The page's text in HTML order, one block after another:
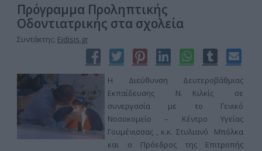
Πρόγραμμα Προληπτικής
Οδοντιατρικής στα σχολεία
Συντάκτης: Eidisis.gr
Η Διεύθυνση Δευτεροβάθμιας
Εκπαίδευσης Ν. Κιλκίς σε
συνεργασία με το Γενικό
Νοσοκομείο – Κέντρο Υγείας
Γουμένισσας , κ.κ. Στυλιανό Μπόλκα
και ο Πρόεδρος της Επιτροπής